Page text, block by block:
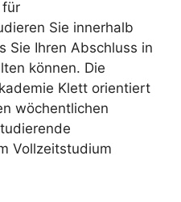
für
Sie innerhalb
Sie Ihren Abschluss in
können. Die
Klett orientiert
wöchentlichen
Vollzeitstudium